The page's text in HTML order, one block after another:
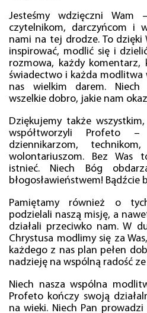
Jesteśmy wdzięczni Wam
czytelnikom, darczyńcom i
nami na tej drodze. To dzięki
inspirować, modlić się i
rozmowa, każdy komentarz,
świadectwo i każda modlitwa
nas wielkim darem. Niech
wszelkie dobro, jakie nam
Dziękujemy także
współtworzyli Profeto –
dziennikarzom,
wolontariuszom. Bez Was
istnieć. Niech Bóg
błogosławieństwem! Bądźcie
Pamiętamy również o
podzielali naszą misję, a
działali przeciwko nam. W
Chrystusa modlimy się za
każdego z nas plan pełen
nadzieję na wspólną radość
Niech nasza wspólna
Profeto kończy swoją
na wieki. Niech Pan